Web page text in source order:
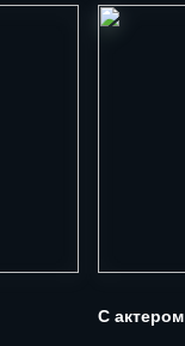
С актером